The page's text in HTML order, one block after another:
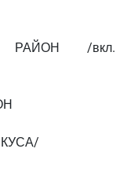
РАЙОН /вкл.